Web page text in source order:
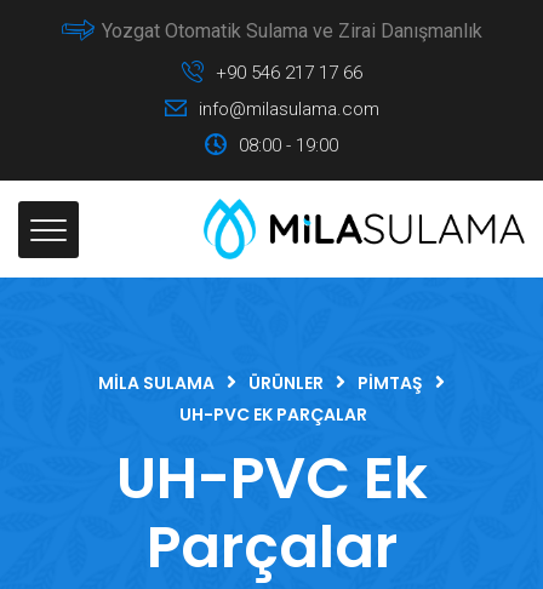
Yozgat Otomatik Sulama ve Zirai Danışmanlık
+90 546 217 17 66
info@milasulama.com
08:00 - 19:00
MILA SULAMA ÜRÜNLER
PIMTAŞ
UH-PVC EK PARÇALAR
UH-PVC Ek
Parçalar